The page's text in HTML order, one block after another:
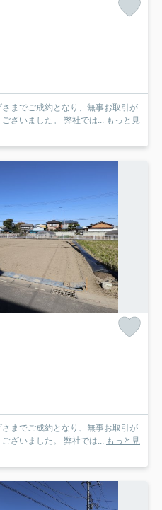
までご成約となり、無事お取引が
ざいました。 弊社では... もっと見
までご成約となり、無事お取引が
ざいました。 弊社では... もっと見